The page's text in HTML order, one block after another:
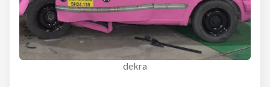
dekra